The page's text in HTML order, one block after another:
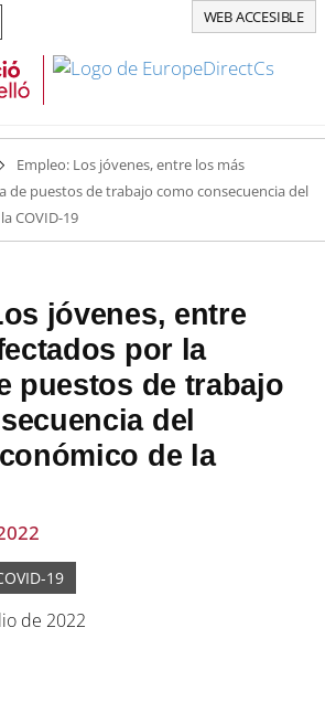
WEB ACCESIBLE
Empleo: Los jóvenes, entre los más
de puestos de trabajo como consecuencia del
COVID-19
jóvenes, entre
por la
puestos de trabajo
del
de la
19
de 2022